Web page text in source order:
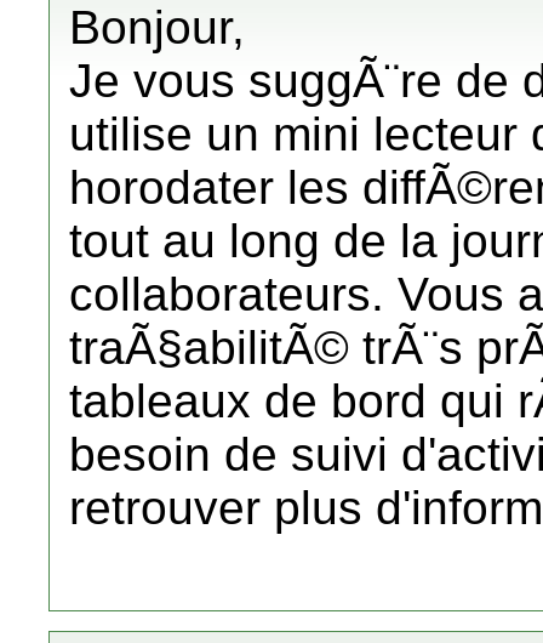
Bonjour,
Je vous suggÃ¨re de
utilise un mini lecteur
horodater les
tout au long de la
collaborateurs. Vous
traÃ§abilitÃ© trÃ¨s
tableaux de bord qui
besoin de suivi
retrouver plus